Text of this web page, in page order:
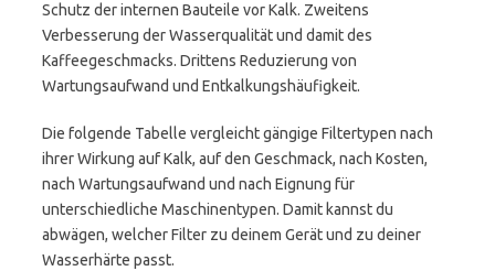
Schutz der internen Bauteile vor Kalk. Zweitens
Verbesserung der Wasserqualität und damit des
Kaffeegeschmacks. Drittens Reduzierung von
Wartungsaufwand und Entkalkungshäufigkeit.
Die folgende Tabelle vergleicht gängige Filtertypen nach
ihrer Wirkung auf Kalk, auf den Geschmack, nach Kosten,
nach Wartungsaufwand und nach Eignung für
unterschiedliche Maschinentypen. Damit kannst du
abwägen, welcher Filter zu deinem Gerät und zu deiner
Wasserhärte passt.